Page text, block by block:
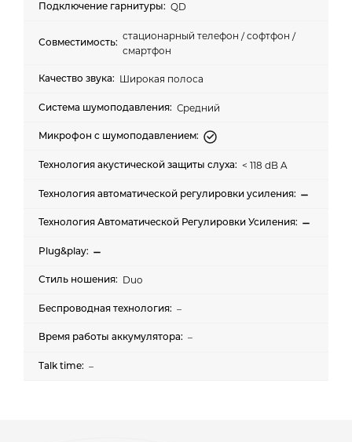
QD
стационарный телефон / софтфон /
смартфон
Широкая полоса
Средний
< 118 dB A
Duo
–
–
–